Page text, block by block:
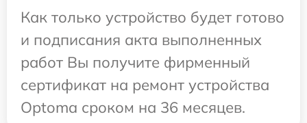
Как только устройство будет готово
и подписания акта выполненных
работ Вы получите фирменный
сертификат на ремонт устройства
Optoma сроком на 36 месяцев.